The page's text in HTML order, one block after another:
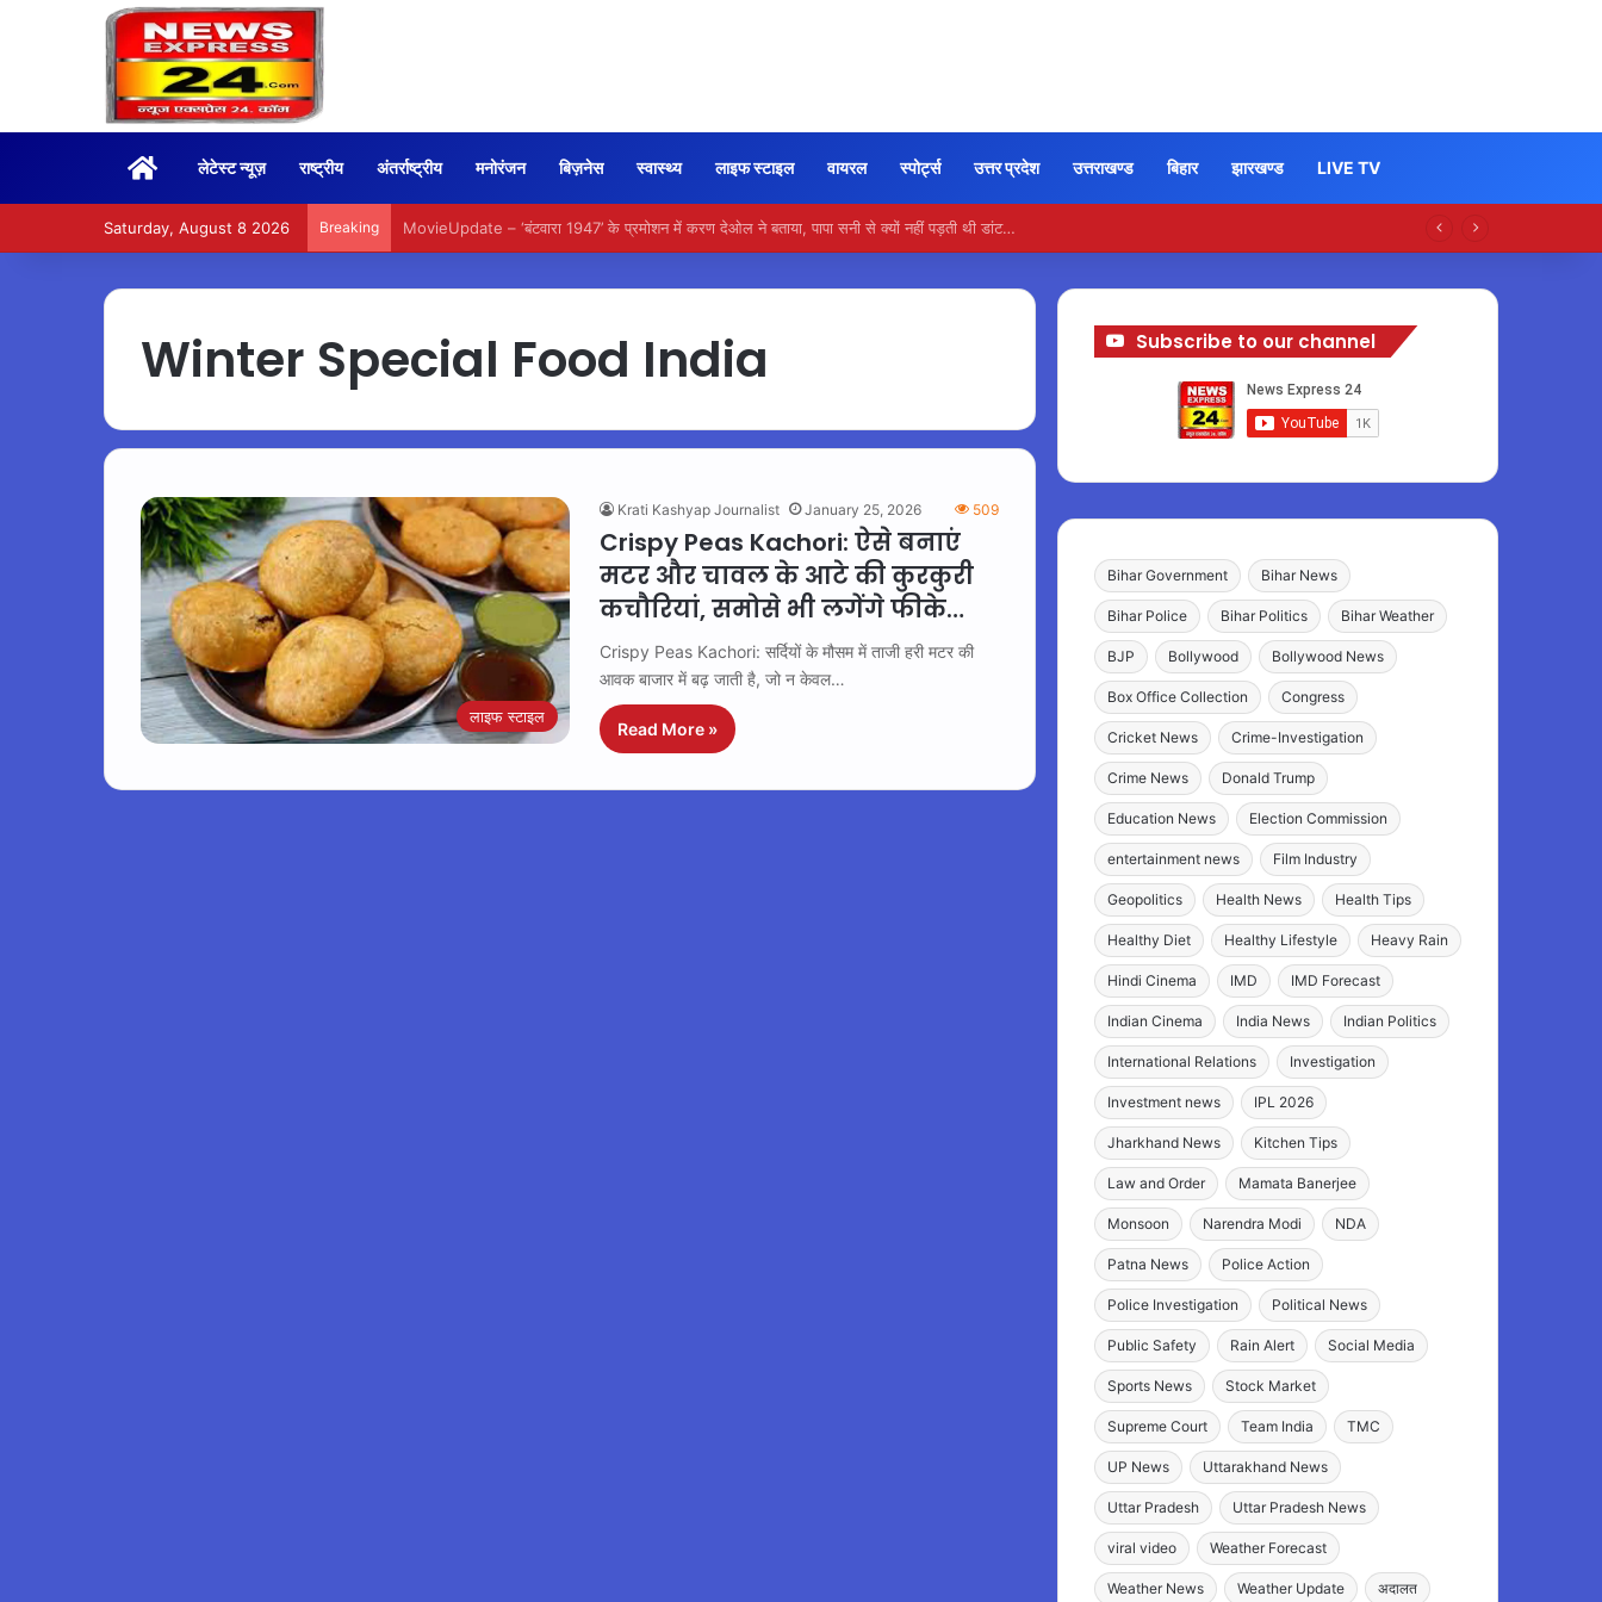
Homeलेटेस्ट न्यूज़ राष्ट्रीय अंतर्राष्ट्रीय मनोरंजन बिज़नेस स्वास्थ्य लाइफ स्टाइल वायरल स्पोर्ट्स उत्तर प्रदेश उत्तराखण्ड बिहार झारखण्ड LIVE TV
Saturday, August 8 2026 Breaking BoxOffice – 15वें दिन भी कायम रही ‘जन नायकन’ की रफ्तार, 185 करोड़ के पार पहुंची कमाई…
Winter Special Food India
लाइफ स्टाइल
Krati Kashyap Journalist January 25, 2026 509
Crispy Peas Kachori: ऐसे बनाएं
मटर और चावल के आटे की कुरकुरी
कचौरियां, समोसे भी लगेंगे फीके…
Crispy Peas Kachori: सर्दियों के मौसम में ताजी हरी मटर की
आवक बाजार में बढ़ जाती है, जो न केवल…
Read More »
Subscribe to our channel
Bihar Government Bihar News
Bihar Police Bihar Politics Bihar Weather
BJP Bollywood Bollywood News
Box Office Collection Congress
Cricket News Crime-Investigation
Crime News Donald Trump
Education News Election Commission
entertainment news Film Industry
Geopolitics Health News Health Tips
Healthy Diet Healthy Lifestyle Heavy Rain
Hindi Cinema IMD IMD Forecast
Indian Cinema India News Indian Politics
International Relations Investigation
Investment news IPL 2026
Jharkhand News Kitchen Tips
Law and Order Mamata Banerjee
Monsoon Narendra Modi NDA
Patna News Police Action
Police Investigation Political News
Public Safety Rain Alert Social Media
Sports News Stock Market
Supreme Court Team India TMC
UP News Uttarakhand News
Uttar Pradesh Uttar Pradesh News
viral video Weather Forecast
Weather News Weather Update अदालत